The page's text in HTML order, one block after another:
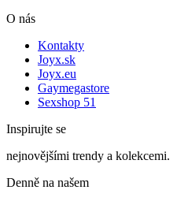
O nás
Kontakty
Joyx.sk
Joyx.eu
Gaymegastore
Sexshop 51
Inspirujte se
nejnovějšími trendy a kolekcemi.
Denně na našem